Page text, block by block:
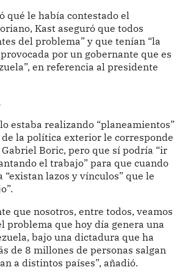
qué le había contestado el
Kast aseguró que todos
del problema” y que tenían “la
por un gobernante que es
en referencia al presidente
estaba realizando “planeamientos”
la política exterior le corresponde
Boric, pero que sí podría “ir
el trabajo” para que cuando
“existan lazos y vínculos” que le
que nosotros, entre todos, veamos
problema que hoy día genera una
bajo una dictadura que ha
de 8 millones de personas salgan
a distintos países”, añadió.